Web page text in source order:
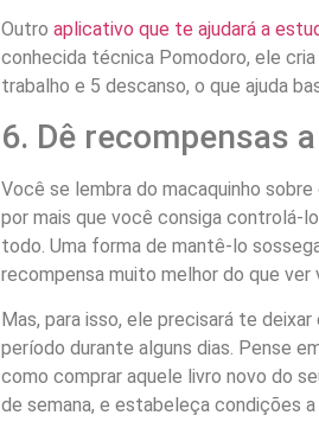
Outro aplicativo que te ajudará a
conhecida técnica Pomodoro, ele
trabalho e 5 descanso, o que ajuda
6. Dê recompensas
Você se lembra do macaquinho
por mais que você consiga controlá-
todo. Uma forma de mantê-lo
recompensa muito melhor do que ver
Mas, para isso, ele precisará te
período durante alguns dias. Pense
como comprar aquele livro novo do
de semana, e estabeleça condições